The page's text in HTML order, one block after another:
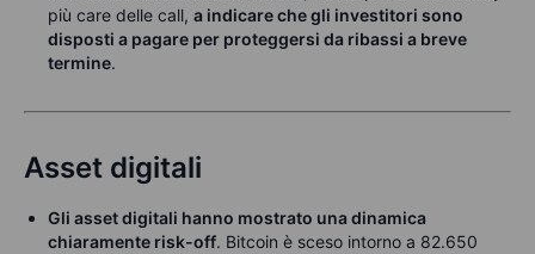
più care delle call, a indicare che gli investitori sono
disposti a pagare per proteggersi da ribassi a breve
termine.
Asset digitali
Gli asset digitali hanno mostrato una dinamica
chiaramente risk-off. Bitcoin è sceso intorno a 82.650